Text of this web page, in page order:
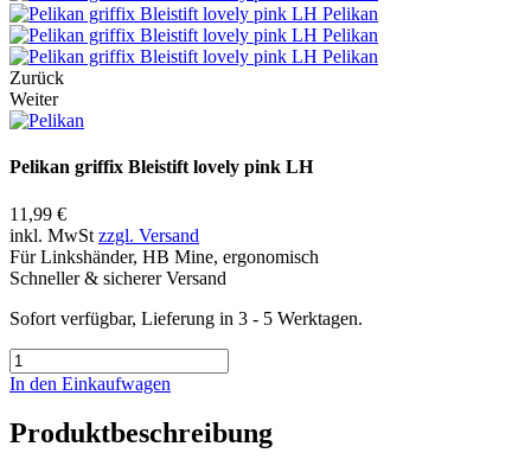
Zurück
Weiter
Pelikan griffix Bleistift lovely pink LH
11,99 €
inkl. MwSt zzgl. Versand
Für Linkshänder, HB Mine, ergonomisch
Schneller & sicherer Versand
Sofort verfügbar, Lieferung in 3 - 5 Werktagen.
In den Einkaufwagen
Produktbeschreibung